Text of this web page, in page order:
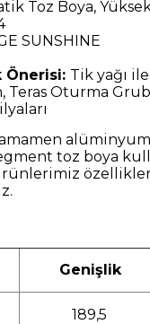
Toz Boya,
SUNSHINE
Önerisi: Tik yağı
Teras Oturma
alüminyum
toz boya
Genişlik
189,5